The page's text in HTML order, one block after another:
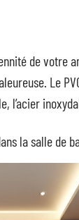
de votre
Le
l’acier
la salle de